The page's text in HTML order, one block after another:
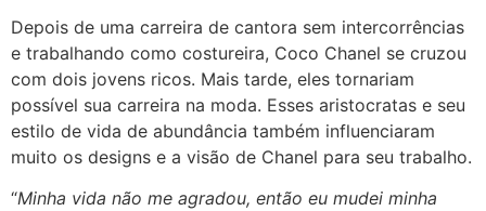
Depois de uma carreira de cantora sem intercorrências
e trabalhando como costureira, Coco Chanel se cruzou
com dois jovens ricos. Mais tarde, eles tornariam
possível sua carreira na moda. Esses aristocratas e seu
estilo de vida de abundância também influenciaram
muito os designs e a visão de Chanel para seu trabalho.
“Minha vida não me agradou, então eu mudei minha